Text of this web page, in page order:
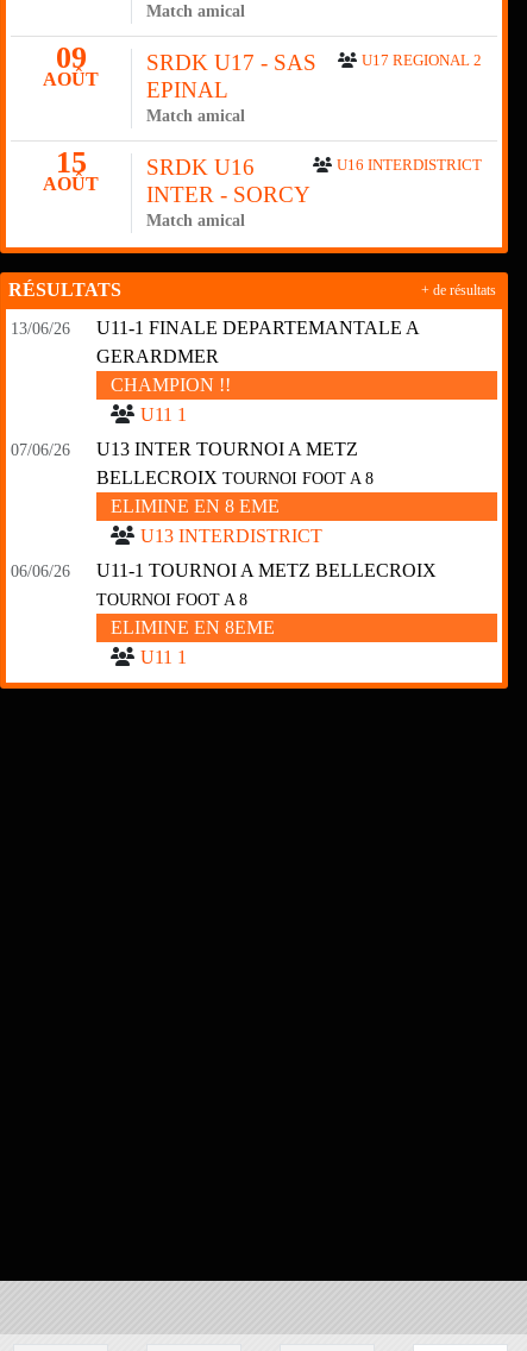
Match amical
09
AOÛT
U17 REGIONAL 2
SRDK U17 - SAS
EPINAL
Match amical
15
AOÛT
U16 INTERDISTRICT
SRDK U16
INTER - SORCY
Match amical
RÉSULTATS
13/06/26
U11-1 FINALE DEPARTEMANTALE A
GERARDMER
CHAMPION !!
U11 1
07/06/26
U13 INTER TOURNOI A METZ
BELLECROIX TOURNOI FOOT A 8
ELIMINE EN 8 EME
U13 INTERDISTRICT
06/06/26 U11-1 TOURNOI A METZ BELLECROIX
TOURNOI FOOT A 8
ELIMINE EN 8EME
U11 1
+ de résultats